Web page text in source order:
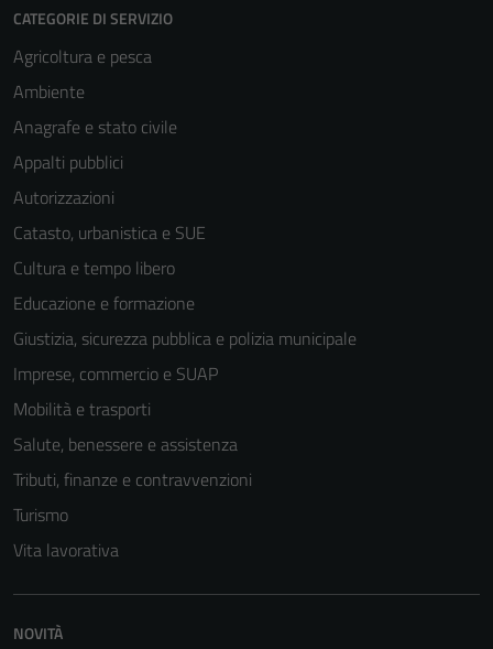
CATEGORIE DI SERVIZIO
Agricoltura e pesca
Ambiente
Anagrafe e stato civile
Appalti pubblici
Autorizzazioni
Catasto, urbanistica e SUE
Cultura e tempo libero
Educazione e formazione
Giustizia, sicurezza pubblica e polizia municipale
Imprese, commercio e SUAP
Mobilità e trasporti
Salute, benessere e assistenza
Tributi, finanze e contravvenzioni
Turismo
Vita lavorativa
NOVITÀ
possono